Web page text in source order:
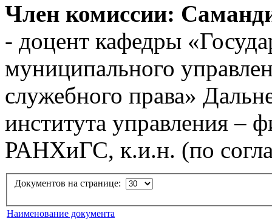
Член комиссии:
- доцент кафедры
муниципального
служебного права»
института управления –
РАНХиГС, к.и.н. (по
Документов на странице:
Наименование документа